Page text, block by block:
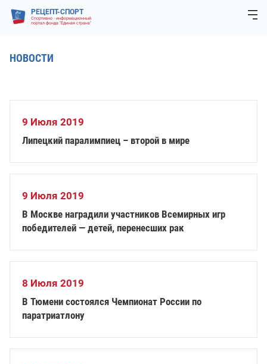
РЕЦЕПТ-СПОРТ
Спортивно - информационный
портал фонда "Единая страна"
НОВОСТИ
9 Июля 2019
Липецкий паралимпиец – второй в мире
9 Июля 2019
В Москве наградили участников Всемирных игр
победителей — детей, перенесших рак
8 Июля 2019
В Тюмени состоялся Чемпионат России по
паратриатлону